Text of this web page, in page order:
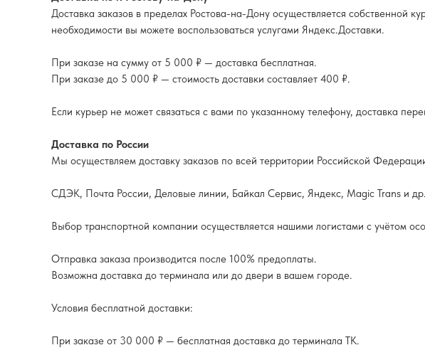
Доставка заказов в пределах Ростова-на-Дону осуществляется собственной
необходимости вы можете воспользоваться услугами Яндекс.Доставки.
При заказе на сумму от 5 000 ₽ — доставка бесплатная.
При заказе до 5 000 ₽ — стоимость доставки составляет 400 ₽.
Если курьер не может связаться с вами по указанному телефону, доставка
Доставка по России
Мы осуществляем доставку заказов по всей территории Российской
СДЭК, Почта России, Деловые линии, Байкал Сервис, Яндекс, Magic Trans и др.
Выбор транспортной компании осуществляется нашими логистами с учётом
Отправка заказа производится после 100% предоплаты.
Возможна доставка до терминала или до двери в вашем городе.
Условия бесплатной доставки:
При заказе от 30 000 ₽ — бесплатная доставка до терминала ТК.